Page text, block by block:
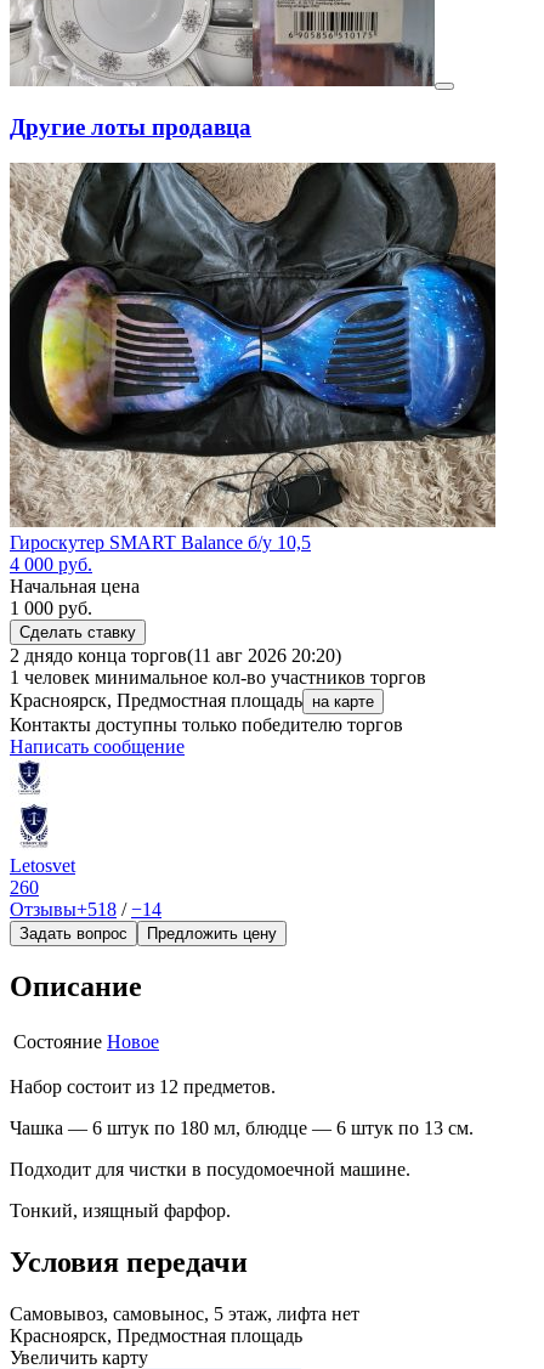
Другие лоты продавца
Гироскутер SMART Balance б/у 10,5
4 000 руб.
Начальная цена
1 000 руб.
Сделать ставку
2 днядо конца торгов(11 авг 2026 20:20)
1 человек минимальное кол-во участников торгов
Красноярск, Предмостная площадь на карте
Контакты доступны только победителю торгов
Написать сообщение
Letosvet
260
Отзывы+518 /−14
Задать вопрос Предложить цену
Описание
Состояние Новое
Набор состоит из 12 предметов.
Чашка — 6 штук по 180 мл, блюдце — 6 штук по 13 см.
Подходит для чистки в посудомоечной машине.
Тонкий, изящный фарфор.
Условия передачи
Самовывоз, самовынос, 5 этаж, лифта нет
Красноярск, Предмостная площадь
Увеличить карту